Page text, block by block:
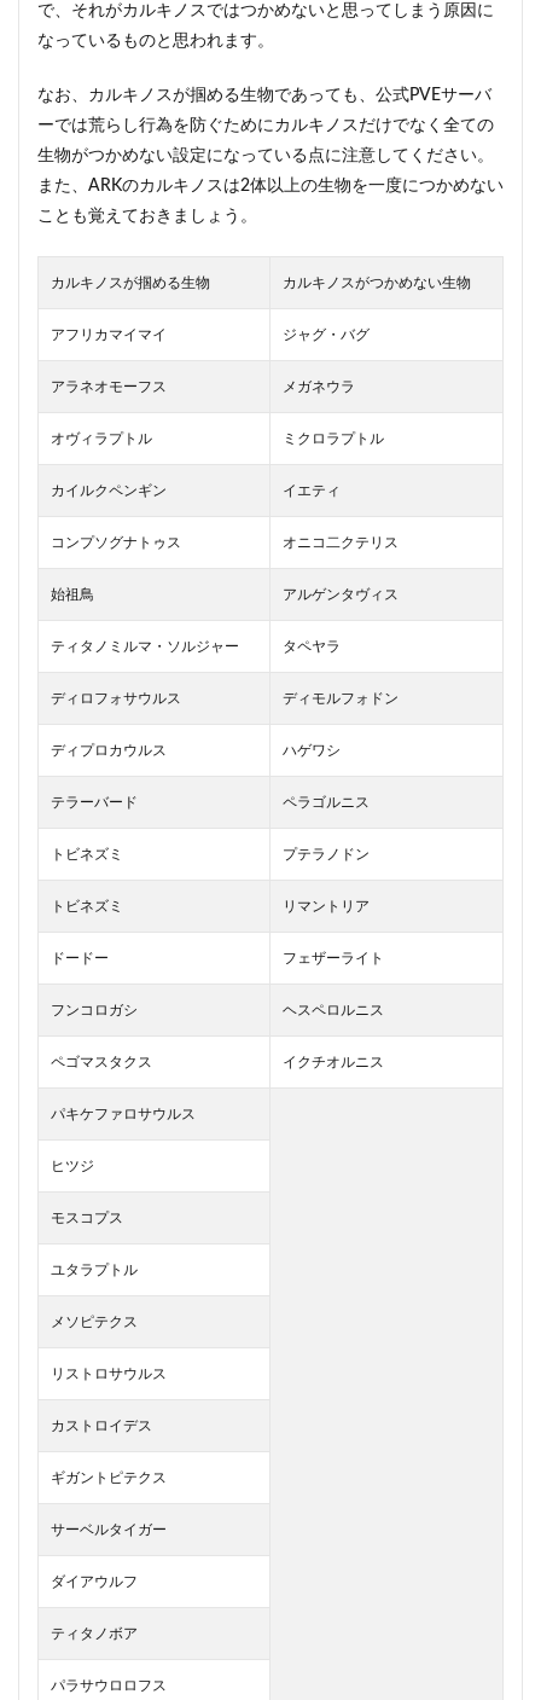
い原
因は
3
カル
スの
ティ
ムす
うし
の？
ると
きに
必要
の
3.1.1
を使っ
ティム
のコツ
をつ
かむ
とき
要な
まと
で、それがカルキノスではつかめないと思ってしまう原因に
なっているものと思われます。
なお、カルキノスが掴める生物であっても、公式PVEサーバ
ーでは荒らし行為を防ぐためにカルキノスだけでなく全ての
生物がつかめない設定になっている点に注意してください。
また、ARKのカルキノスは2体以上の生物を一度につかめない
ことも覚えておきましょう。
カルキノスが掴める生物 カルキノスがつかめない生物
アフリカマイマイ ジャグ・バグ
アラネオモーフス メガネウラ
オヴィラプトル ミクロラプトル
カイルクペンギン イエティ
コンプソグナトゥス オニコ二クテリス
始祖鳥 アルゲンタヴィス
ティタノミルマ・ソルジャー タペヤラ
ディロフォサウルス ディモルフォドン
ディプロカウルス ハゲワシ
テラーバード ペラゴルニス
トビネズミ プテラノドン
トビネズミ リマントリア
ドードー フェザーライト
フンコロガシ ヘスペロルニス
ペゴマスタクス イクチオルニス
パキケファロサウルス
ヒツジ
モスコプス
ユタラプトル
メソピテクス
リストロサウルス
カストロイデス
ギガントピテクス
サーベルタイガー
ダイアウルフ
ティタノボア
パラサウロロフス